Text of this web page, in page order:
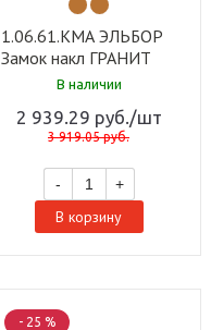
1.06.61.КМА ЭЛЬБОР
Замок накл ГРАНИТ
сув стерж 4шт. д18мм
мед ант+зап короб
(10шт)
В наличии
2 939.29 руб. /шт
3 919.05руб.
- +
В корзину
- 25 %